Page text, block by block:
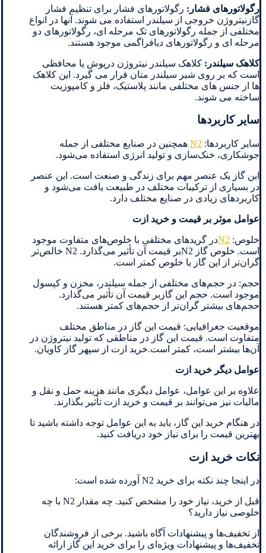
رگولاتورهای فشار: رگولاتورهای فشار برای تنظیم فشار
گازنیتروژن خروجی از سیلندر استفاده می شوند. آنها در انواع
مختلفی از جمله رگولاتورهای تک مرحله ای، رگولاتورهای دو
مرحله ای و رگولاتورهای دیافراگمی موجود هستند.
کلاهک سیلندر: کلاهک سیلندر نیتروژن درپوش یا محافظی
است که بر روی شیر سیلندر متان قرار می گیرد. این کلاهک
ها از جنس های مختلفی مانند پلاستیک، فلز و کامپوزیت
ساخته می شوند.
سایر کاربردها
سایر کاربردها: N2 همچنین در صنایع مختلفی از جمله
جوشکاری، خنک‌سازی و تولید انرژی استفاده می‌شود.
این گاز یک عنصر مهم برای زندگی و صنعت است. این عنصر
در بسیاری از ترکیبات مختلف در طبیعت یافت می‌شود و
کاربردهای زیادی در صنایع مختلف دارد.
عوامل موثر بر قیمت و خرید ازت
خلوص: N2در گریدهای مختلفی با خلوص‌های متفاوت موجود
است. خلوص گاز N2بر قیمت آن تأثیر می‌گذارد. N2 خالص‌تر
گران‌تر از این گاز با خلوص کمتر است.
حجم: در حجم‌های مختلفی از جمله سیلندر، مخزن و کپسول
موجود است. حجم این گازبر قیمت آن تأثیر می‌گذارد.
حجم‌های بیشتر گران‌تر از حجم‌های کمتر هستند.
موقعیت جغرافیایی: قیمت این گاز در مناطق مختلف
متفاوت است. قیمت این گاز در مناطقی که تولید نیتروژن در
آن‌ها بیشتر است، کمتر است.خرید ازت از سپهر گاز کاویان.
عوامل دیگر خرید ازت
علاوه بر این عوامل، عوامل دیگری مانند هزینه حمل و نقل و
مالیات نیز می‌توانند بر قیمت و خرید ازت تأثیر بگذارند.
در هنگام خرید این گاز، باید به این عوامل توجه داشته باشید تا
بهترین قیمت را برای نیاز خود دریافت کنید.
نکات خرید ازت
در اینجا چند نکته برای خرید N2 آورده شده است:
قبل از خرید، نیاز خود را مشخص کنید. چه مقدار N2 با چه
خلوصی نیاز دارید؟
از تخفیف‌ها و پیشنهادات آگاه باشید. برخی از فروشندگان
تخفیف‌ها و پیشنهادات ویژه‌ای را برای خرید این گاز ارائه